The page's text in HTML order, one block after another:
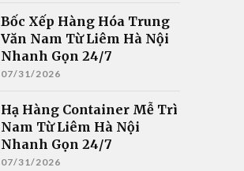
Bốc Xếp Hàng Hóa Trung
Văn Nam Từ Liêm Hà Nội
Nhanh Gọn 24/7
07/31/2026
Hạ Hàng Container Mễ Trì
Nam Từ Liêm Hà Nội
Nhanh Gọn 24/7
07/31/2026